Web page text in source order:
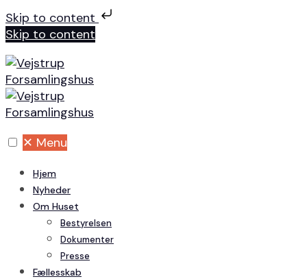
Skip to content
Skip to content
✕ Menu
Hjem
Nyheder
Om Huset
Bestyrelsen
Dokumenter
Presse
Fællesskab